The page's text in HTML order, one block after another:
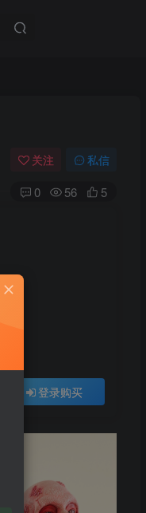
关注 私信
0 56 5
登录购买